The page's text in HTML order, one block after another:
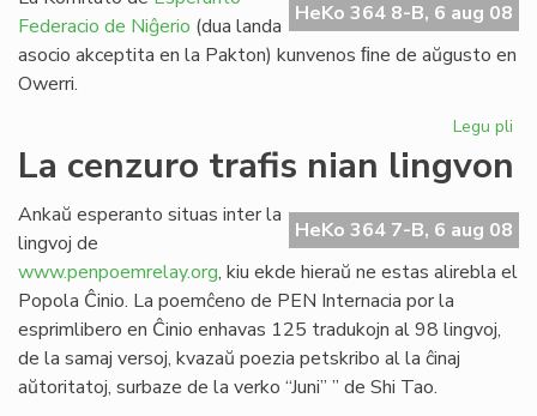
HeKo 364 8-B, 6 aug 08
Federacio de Niĝerio (dua landa
asocio akceptita en la Pakton) kunvenos ﬁne de aŭgusto en
Owerri.
Legu pli
La cenzuro trafis nian lingvon
HeKo 364 7-B, 6 aug 08
Ankaŭ esperanto situas inter la
lingvoj de
www.penpoemrelay.org, kiu ekde hieraŭ ne estas alirebla el
Popola Ĉinio. La poemĉeno de PEN Internacia por la
esprimlibero en Ĉinio enhavas 125 tradukojn al 98 lingvoj,
de la samaj versoj, kvazaŭ poezia petskribo al la ĉinaj
aŭtoritatoj, surbaze de la verko “Juni” ” de Shi Tao.